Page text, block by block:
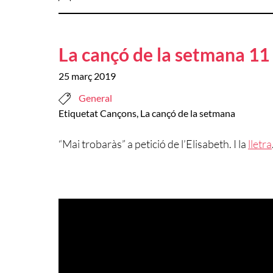
La cançó de la setmana 11
25 març 2019
General
EtiquetatCançons La cançó de la setmana
“Mai trobaràs” a petició de l’Elisabeth. I la lletra.